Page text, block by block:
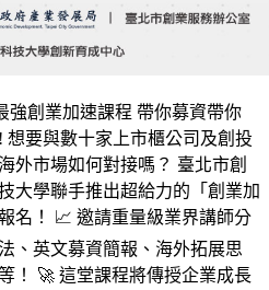
強創業加速課程 帶你募資帶你
要與數十家上市櫃公司及創投
外市場如何對接嗎？ 臺北市創
大學聯手推出超給力的「創業加
名！ 📈 邀請重量級業界講師分
、英文募資簡報、海外拓展思
！ 🚀 這堂課程將傳授企業成長